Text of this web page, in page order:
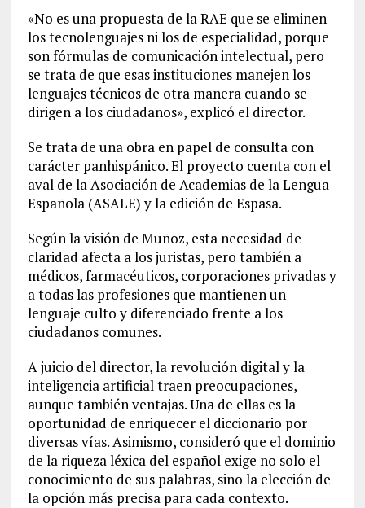
«No es una propuesta de la RAE que se eliminen
los tecnolenguajes ni los de especialidad, porque
son fórmulas de comunicación intelectual, pero
se trata de que esas instituciones manejen los
lenguajes técnicos de otra manera cuando se
dirigen a los ciudadanos», explicó el director.
Se trata de una obra en papel de consulta con
carácter panhispánico. El proyecto cuenta con el
aval de la Asociación de Academias de la Lengua
Española (ASALE) y la edición de Espasa.
Según la visión de Muñoz, esta necesidad de
claridad afecta a los juristas, pero también a
médicos, farmacéuticos, corporaciones privadas y
a todas las profesiones que mantienen un
lenguaje culto y diferenciado frente a los
ciudadanos comunes.
A juicio del director, la revolución digital y la
inteligencia artificial traen preocupaciones,
aunque también ventajas. Una de ellas es la
oportunidad de enriquecer el diccionario por
diversas vías. Asimismo, consideró que el dominio
de la riqueza léxica del español exige no solo el
conocimiento de sus palabras, sino la elección de
la opción más precisa para cada contexto.